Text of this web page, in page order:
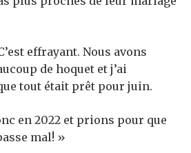
effrayant. Nous avons
de hoquet et j’ai
tout était prêt pour juin.
en 2022 et prions pour que
mal! »